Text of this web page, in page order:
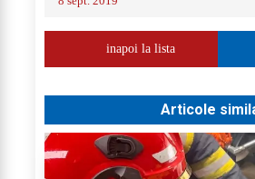
inapoi la lista
Articole